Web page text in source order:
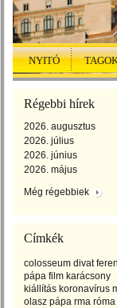
NYITÓ
Régebbi hírek
2026. augusztus
2026. július
2026. június
2026. május
Még régebbiek
Címkék
colosseum divat
pápa film karácsony
kiállítás koronavírus
olasz pápa rma róma